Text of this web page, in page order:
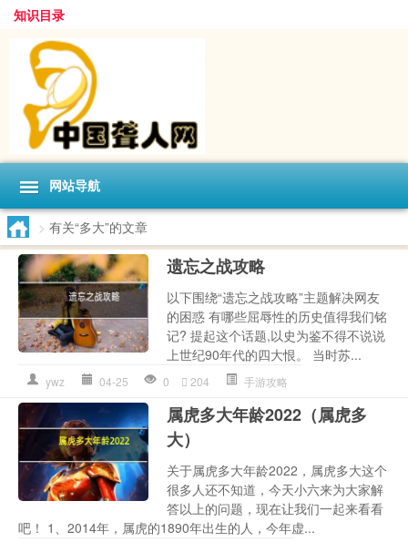
知识目录
网站导航
> 有关“多大”的文章
遗忘之战攻略
以下围绕“遗忘之战攻略”主题解决网友
的困惑 有哪些屈辱性的历史值得我们铭
记? 提起这个话题,以史为鉴不得不说说
上世纪90年代的四大恨。 当时苏...
ywz 04-25 0 204 手游攻略
属虎多大年龄2022（属虎多
大）
关于属虎多大年龄2022，属虎多大这个
很多人还不知道，今天小六来为大家解
答以上的问题，现在让我们一起来看看
吧！ 1、2014年，属虎的1890年出生的人，今年虚...